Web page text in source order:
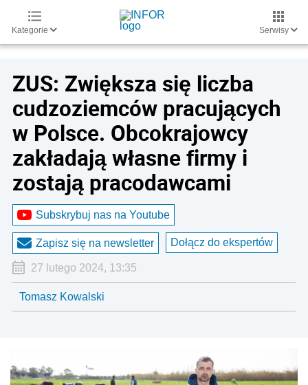
Kategorie Serwisy
ZUS: Zwiększa się liczba
cudzoziemców pracujących
w Polsce. Obcokrajowcy
zakładają własne firmy i
zostają pracodawcami
Subskrybuj nas na Youtube
Zapisz się na newsletter Dołącz do ekspertów
27 lutego 2024, 13:35
Tomasz Kowalski